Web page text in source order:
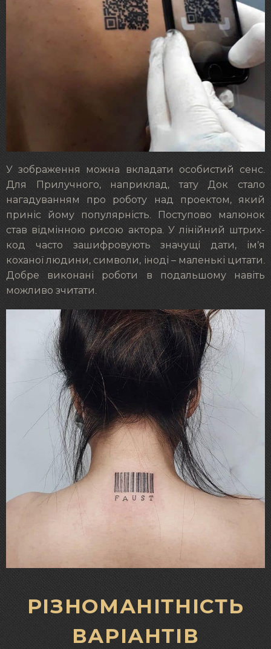
У зображення можна вкладати особистий сенс.
Для Прилучного, наприклад, тату Док стало
нагадуванням про роботу над проектом, який
приніс йому популярність. Поступово малюнок
став відмінною рисою актора. У лінійний штрих-
код часто зашифровують значущі дати, ім’я
коханої людини, символи, іноді – маленькі цитати.
Добре виконані роботи в подальшому навіть
можливо зчитати.
РІЗНОМАНІТНІСТЬ
ВАРІАНТІВ